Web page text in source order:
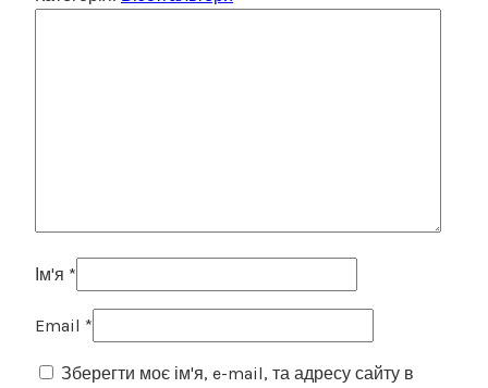
Ім'я *
Email *
Зберегти моє ім'я, e-mail, та адресу сайту в